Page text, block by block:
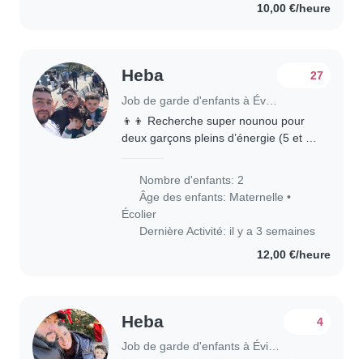
10,00 €/heure
Heba 27
👦👦 Recherche super nounou pour
deux garçons pleins d’énergie (5 et 7
récupérer nos deux aventuriers après
l’école..
Nombre d'enfants: 2
Âge des enfants: Maternelle •
Écolier
Dernière Activité: il y a 3 semaines
12,00 €/heure
Heba
Job de garde d'enfants à Évian-les-Bains
4